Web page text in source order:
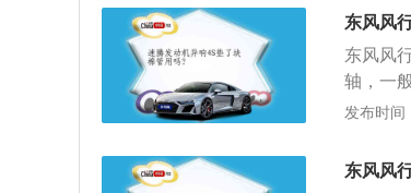
增加了
机，最
1.6L自
国V排
业主和
东风风
东风风
轴，一
轮轴，
动机，
发布时间
东风风